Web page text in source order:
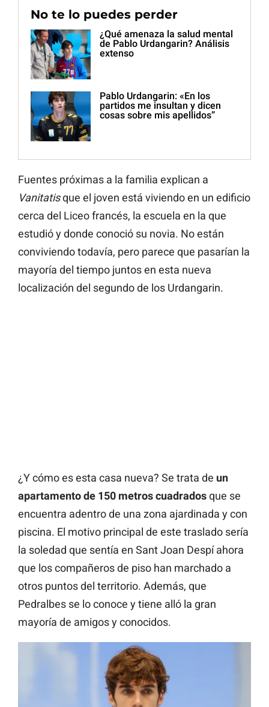
No te lo puedes perder
¿Qué amenaza la salud mental
de Pablo Urdangarin? Análisis
extenso
Pablo Urdangarin: «En los
partidos me insultan y dicen
cosas sobre mis apellidos”
Fuentes próximas a la familia explican a
Vanitatisque el joven está viviendo en un edificio
cerca del Liceo francés, la escuela en la que
estudió y donde conoció su novia. No están
conviviendo todavía, pero parece que pasarían la
mayoría del tiempo juntos en esta nueva
localización del segundo de los Urdangarin.
¿Y cómo es esta casa nueva? Se trata de un
apartamento de 150 metros cuadradosque se
encuentra adentro de una zona ajardinada y con
piscina. El motivo principal de este traslado sería
la soledad que sentía en Sant Joan Despí ahora
que los compañeros de piso han marchado a
otros puntos del territorio. Además, que
Pedralbes se lo conoce y tiene alló la gran
mayoría de amigos y conocidos.